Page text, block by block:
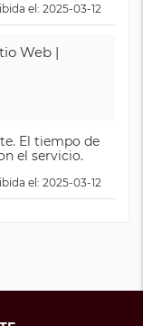
el: 2025-03-12
Web |
El tiempo de
el servicio.
el: 2025-03-12